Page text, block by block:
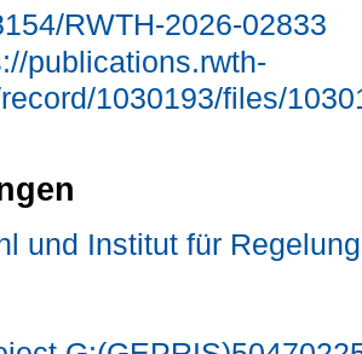
RWTH-2026-02833
publications.rwth-
1030193/files/
und Institut für